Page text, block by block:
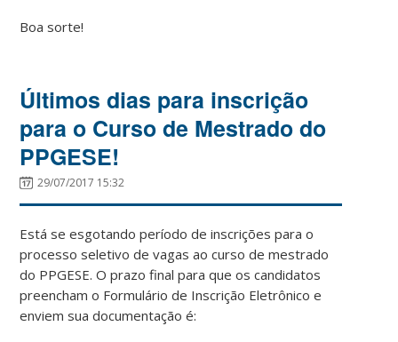
Boa sorte!
Últimos dias para inscrição
para o Curso de Mestrado do
PPGESE!
29/07/2017 15:32
Está se esgotando período de inscrições para o
processo seletivo de vagas ao curso de mestrado
do PPGESE. O prazo final para que os candidatos
preencham o Formulário de Inscrição Eletrônico e
enviem sua documentação é: